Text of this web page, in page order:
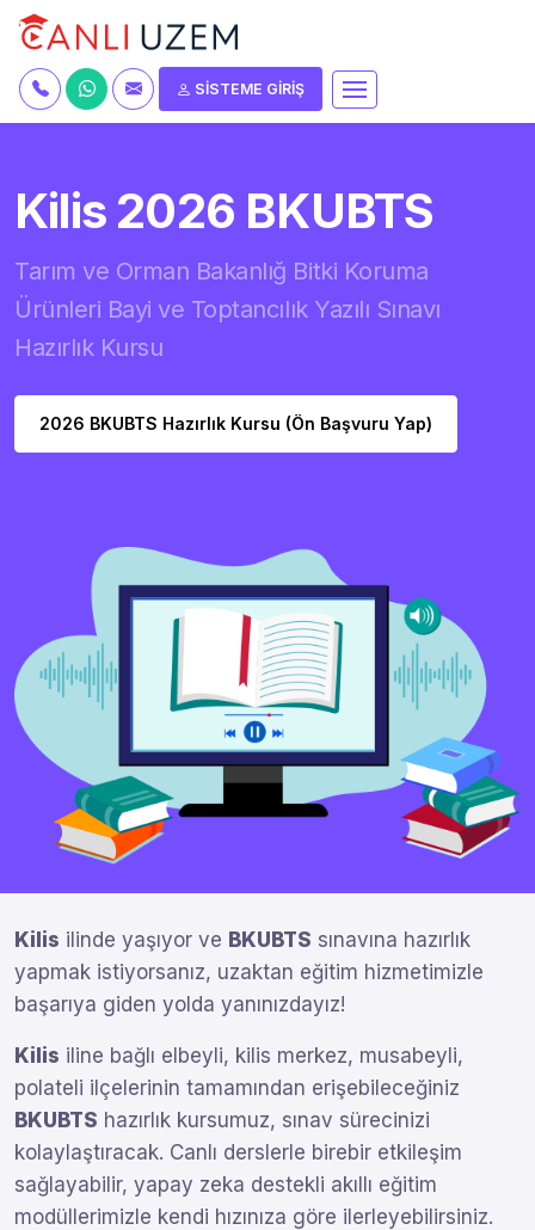
SİSTEME GİRİŞ
Kilis 2026 BKUBTS
Tarım ve Orman Bakanlığ Bitki Koruma
Ürünleri Bayi ve Toptancılık Yazılı Sınavı
Hazırlık Kursu
2026 BKUBTS Hazırlık Kursu (Ön Başvuru Yap)
Kilis ilinde yaşıyor ve BKUBTS sınavına hazırlık
yapmak istiyorsanız, uzaktan eğitim hizmetimizle
başarıya giden yolda yanınızdayız!
Kilis iline bağlı elbeyli, kilis merkez, musabeyli,
polateli ilçelerinin tamamından erişebileceğiniz
BKUBTS hazırlık kursumuz, sınav sürecinizi
kolaylaştıracak. Canlı derslerle birebir etkileşim
sağlayabilir, yapay zeka destekli akıllı eğitim
modüllerimizle kendi hızınıza göre ilerleyebilirsiniz.